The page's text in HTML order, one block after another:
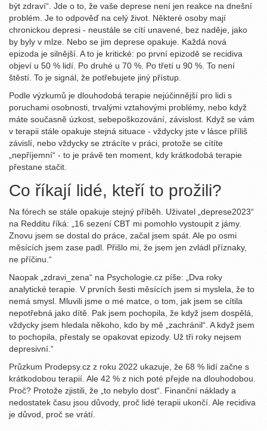
být zdraví“. Jde o to, že vaše deprese není jen reakce na dnešní
problém. Je to odpověď na celý život. Některé osoby mají
chronickou depresi - neustále se cítí unavené, bez naděje, jako
by byly v mlze. Nebo se jim deprese opakuje. Každá nová
epizoda je silnější. A to je kritické: po první epizodě se recidiva
objeví u 50 % lidí. Po druhé u 70 %. Po třetí u 90 %. To není
štěstí. To je signál, že potřebujete jiný přístup.
Podle výzkumů je dlouhodobá terapie nejúčinnější pro lidi s
poruchami osobnosti, trvalými vztahovými problémy, nebo když
máte současně úzkost, sebepoškozování, závislost. Když se vám
v terapii stále opakuje stejná situace - vždycky jste v lásce příliš
závislí, nebo vždycky se ztrácíte v práci, protože se cítíte
„nepříjemní“ - to je právě ten moment, kdy krátkodobá terapie
přestane stačit.
Co říkají lidé, kteří to prožili?
Na fórech se stále opakuje stejný příběh. Uživatel „deprese2023“
na Redditu říká: „16 sezení CBT mi pomohlo vystoupit z jámy.
Znovu jsem se dostal do práce, začal jsem spát. Ale po osmi
měsících jsem zase padl. Přišlo mi, že jsem jen zvládl příznaky,
ne příčinu.“
Naopak „zdravi_zena“ na Psychologie.cz píše: „Dva roky
analytické terapie. V prvních šesti měsících jsem si myslela, že to
nemá smysl. Mluvili jsme o mé matce, o tom, jak jsem se cítila
nepotřebná jako dítě. Pak jsem pochopila, že když jsem dospělá,
vždycky jsem hledala někoho, kdo by mě „zachránil“. A když jsem
to pochopila, přestaly se opakovat epizody. Už tři roky nejsem
depresivní.“
Průzkum Prodepsy.cz z roku 2022 ukazuje, že 68 % lidí začne s
krátkodobou terapií. Ale 42 % z nich poté přejde na dlouhodobou.
Proč? Protože zjistili, že „to nebylo dost“. Finanční náklady a
nedostatek času jsou důvody, proč lidé terapii ukončí. Ale recidiva
je důvod, proč se vrátí.